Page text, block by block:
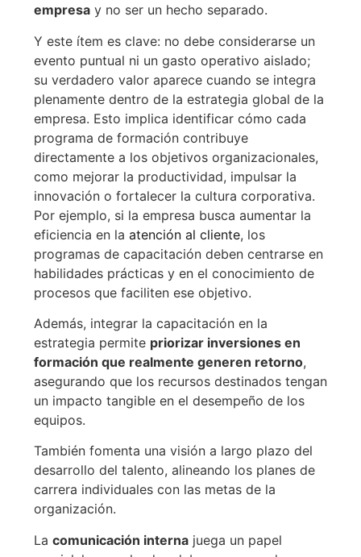
empresa y no ser un hecho separado.
Y este ítem es clave: no debe considerarse un
evento puntual ni un gasto operativo aislado;
su verdadero valor aparece cuando se integra
plenamente dentro de la estrategia global de la
empresa. Esto implica identificar cómo cada
programa de formación contribuye
directamente a los objetivos organizacionales,
como mejorar la productividad, impulsar la
innovación o fortalecer la cultura corporativa.
Por ejemplo, si la empresa busca aumentar la
eficiencia en la atención al cliente, los
programas de capacitación deben centrarse en
habilidades prácticas y en el conocimiento de
procesos que faciliten ese objetivo.
Además, integrar la capacitación en la
estrategia permite priorizar inversiones en
formación que realmente generen retorno,
asegurando que los recursos destinados tengan
un impacto tangible en el desempeño de los
equipos.
También fomenta una visión a largo plazo del
desarrollo del talento, alineando los planes de
carrera individuales con las metas de la
organización.
La comunicación interna juega un papel